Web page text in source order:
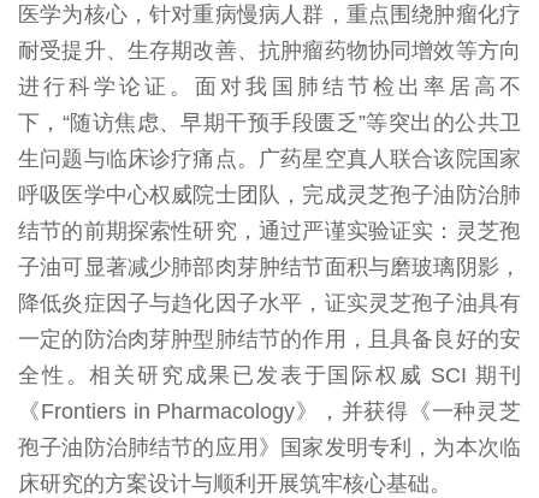
医学为核心，针对重病慢病人群，重点围绕肿瘤化疗
耐受提升、生存期改善、抗肿瘤药物协同增效等方向
进行科学论证。面对我国肺结节检出率居高不
下，“随访焦虑、早期干预手段匮乏”等突出的公共卫
生问题与临床诊疗痛点。广药星空真人联合该院国家
呼吸医学中心权威院士团队，完成灵芝孢子油防治肺
结节的前期探索性研究，通过严谨实验证实：灵芝孢
子油可显著减少肺部肉芽肿结节面积与磨玻璃阴影，
降低炎症因子与趋化因子水平，证实灵芝孢子油具有
一定的防治肉芽肿型肺结节的作用，且具备良好的安
全性。相关研究成果已发表于国际权威 SCI 期刊
《Frontiers in Pharmacology》，并获得《一种灵芝
孢子油防治肺结节的应用》国家发明专利，为本次临
床研究的方案设计与顺利开展筑牢核心基础。